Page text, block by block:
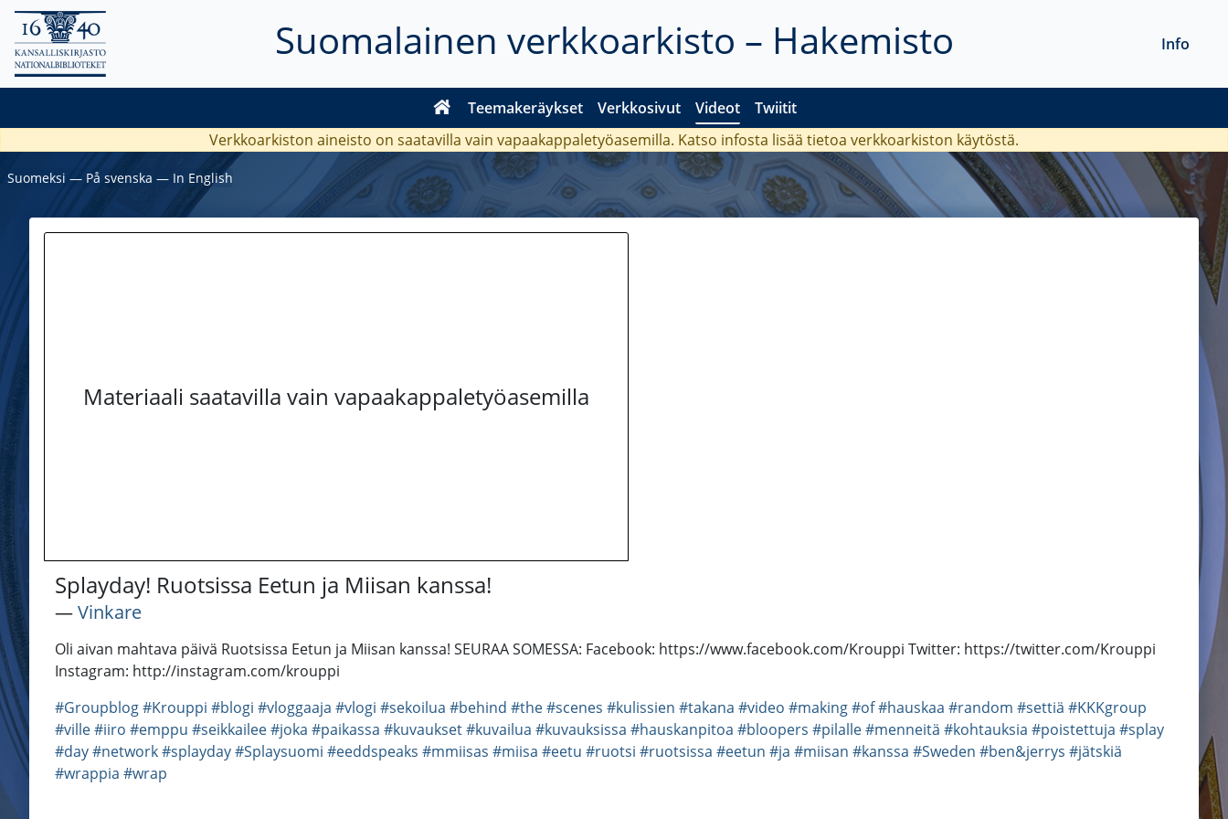
Suomalainen verkkoarkisto – Hakemisto
Teemakeräykset Verkkosivut Videot Twiitit
Info
Verkkoarkiston aineisto on saatavilla vain vapaakappaletyöasemilla. Katso infosta lisää tietoa verkkoarkiston käytöstä.
Suomeksi ― På svenska ― In English
Materiaali saatavilla vain vapaakappaletyöasemilla
Splayday! Ruotsissa Eetun ja Miisan kanssa!
―Vinkare
Oli aivan mahtava päivä Ruotsissa Eetun ja Miisan kanssa! SEURAA SOMESSA: Facebook: https://www.facebook.com/Krouppi Twitter: https://twitter.com/Krouppi
Instagram: http://instagram.com/krouppi
#Groupblog#Krouppi #blogi #vloggaaja #vlogi #sekoilua #behind #the#scenes #kulissien #takana #video #making#of#hauskaa #random #settiä #KKKgroup
#ville#iiro #emppu #seikkailee#joka #paikassa #kuvaukset#kuvailua #kuvauksissa #hauskanpitoa #bloopers #pilalle#menneitä #kohtauksia #poistettuja #splay
#day#network#splayday#Splaysuomi #eeddspeaks #mmiisas #miisa #eetu #ruotsi #ruotsissa #eetun #ja #miisan #kanssa #Sweden #ben&jerrys #jätskiä
#wrappia #wrap